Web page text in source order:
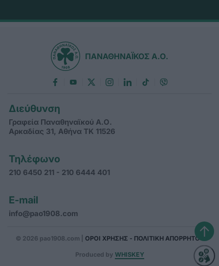
ΠΑΝΑΘΗΝΑΪΚΟΣ Α.Ο.
Διεύθυνση
Γραφεία Παναθηναϊκού Α.Ο.
Αρκαδίας 31, Αθήνα ΤΚ 11526
Τηλέφωνο
210 6450 211 - 210 6444 401
E-mail
info@pao1908.com
© 2026 pao1908.com | ΟΡΟΙ ΧΡΗΣΗΣ - ΠΟΛΙΤΙΚΗ ΑΠΟΡΡΗΤΟΥ
Produced by WHISKEY
↑